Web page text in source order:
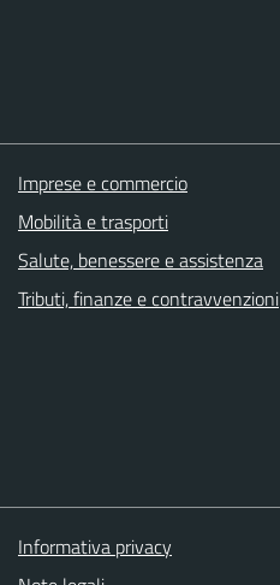
Imprese e commercio
Mobilità e trasporti
Salute, benessere e assistenza
Tributi, finanze e contravvenzioni
Informativa privacy